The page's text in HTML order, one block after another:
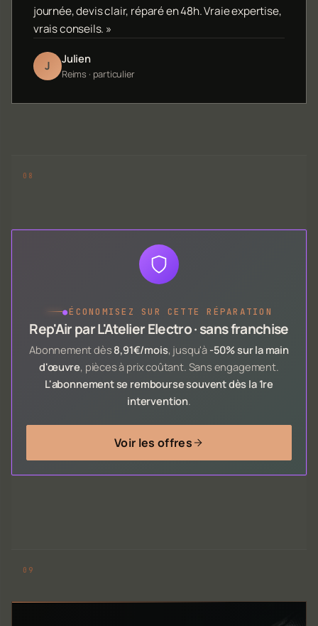
journée, devis clair, réparé en 48h. Vraie expertise,
vrais conseils. »
J Julien
Reims · particulier
●ÉCONOMISEZ SUR CETTE RÉPARATION
Rep'Air par L'Atelier Electro · sans franchise
Abonnement dès 8,91€/mois, jusqu'à -50% sur la main
d'œuvre, pièces à prix coûtant. Sans engagement.
L'abonnement se rembourse souvent dès la 1re
intervention
Voir les offres